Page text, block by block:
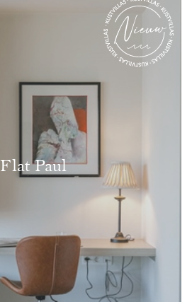
Flat Paul